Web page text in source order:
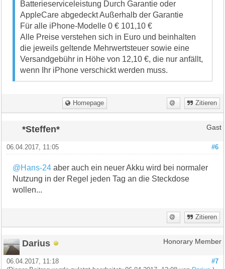
Batterieserviceleistung Durch Garantie oder
AppleCare abgedeckt Außerhalb der Garantie
Für alle iPhone-Modelle 0 € 101,10 €
Alle Preise verstehen sich in Euro und beinhalten
die jeweils geltende Mehrwertsteuer sowie eine
Versandgebühr in Höhe von 12,10 €, die nur anfällt,
wenn Ihr iPhone verschickt werden muss.
Homepage Zitieren
*Steffen* Gast
#6
06.04.2017, 11:05
@Hans-24 aber auch ein neuer Akku wird bei normaler
Nutzung in der Regel jeden Tag an die Steckdose
wollen...
Zitieren
Darius Honorary Member
#7
06.04.2017, 11:18